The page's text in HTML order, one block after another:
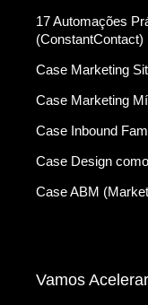
17 Automações
(ConstantContact)
Case Marketing
Case Marketing
Case Inbound
Case Design
Case ABM
Vamos